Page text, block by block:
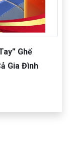
Ghế
Gia Đình